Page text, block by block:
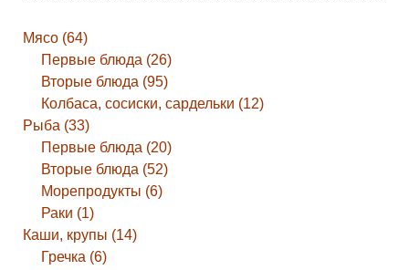
Мясо (64)
Первые блюда (26)
Вторые блюда (95)
Колбаса, сосиски, сардельки (12)
Рыба (33)
Первые блюда (20)
Вторые блюда (52)
Морепродукты (6)
Раки (1)
Каши, крупы (14)
Гречка (6)